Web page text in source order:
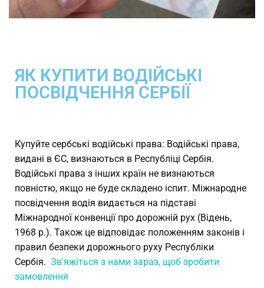
ЯК КУПИТИ ВОДІЙСЬКІ
ПОСВІДЧЕННЯ СЕРБІЇ
Купуйте сербські водійські права: Водійські права,
видані в ЄС, визнаються в Республіці Сербія.
Водійські права з інших країн не визнаються
повністю, якщо не буде складено іспит. Міжнародне
посвідчення водія видається на підставі
Міжнародної конвенції про дорожній рух (Відень,
1968 р.). Також це відповідає положенням законів і
правил безпеки дорожнього руху Республіки
Сербія. Зв'яжіться з нами зараз, щоб зробити
замовлення